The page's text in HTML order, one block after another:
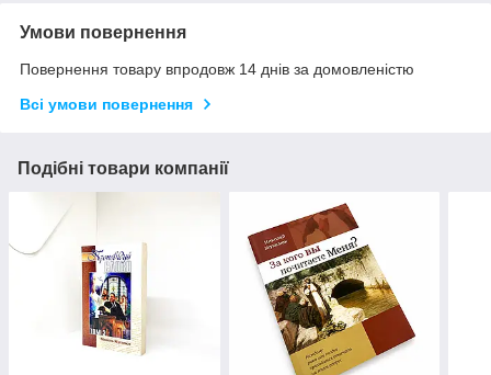
Умови повернення
Повернення товару впродовж 14 днів за домовленістю
Всі умови повернення
Подібні товари компанії